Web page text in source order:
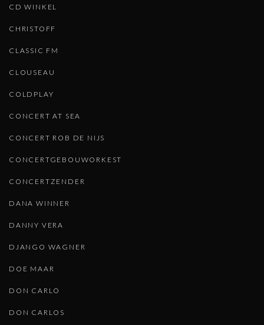
CD WINKEL
CHRISTOFF
CLASSIC FM
CLOUSEAU
COLDPLAY
CONCERT AT SEA
CONCERT ROB DE NIJS
CONCERTGEBOUWORKEST
CONCERTZENDER
DANA WINNER
DANNY VERA
DJANGO WAGNER
DOE MAAR
DON CARLO
DON CARLOS